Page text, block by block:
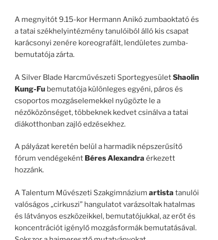
A megnyitót 9.15-kor Hermann Anikó zumbaoktató és
a tatai székhelyintézmény tanulóiból álló kis csapat
karácsonyi zenére koreografált, lendületes zumba-
bemutatója zárta.
A Silver Blade Harcművészeti SportegyesületShaolin
Kung-Fu bemutatója különleges egyéni, páros és
csoportos mozgáselemekkel nyűgözte le a
nézőközönséget, többeknek kedvet csinálva a tatai
diákotthonban zajló edzésekhez.
A pályázat keretén belül a harmadik népszerűsítő
fórum vendégeként Béres Alexandra érkezett
hozzánk.
A Talentum Művészeti Szakgimnázium artista tanulói
valóságos „cirkuszi” hangulatot varázsoltak hatalmas
és látványos eszközeikkel, bemutatójukkal, az erőt és
koncentrációt igénylő mozgásformák bemutatásával.